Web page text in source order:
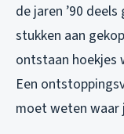
de jaren ’90
stukken aan
ontstaan hoekjes
Een
moet weten waar